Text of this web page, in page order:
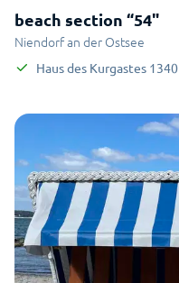
beach section “54"
Niendorf an der Ostsee
Haus des Kurgastes 1340